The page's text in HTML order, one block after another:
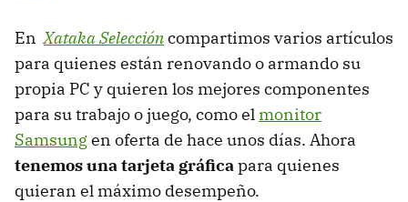
EnXataka Seleccióncompartimos varios artículos
para quienes están renovando o armando su
propia PC y quieren los mejores componentes
para su trabajo o juego, como elmonitor
Samsungen oferta de hace unos días. Ahora
tenemos una tarjeta gráficapara quienes
quieran el máximo desempeño.